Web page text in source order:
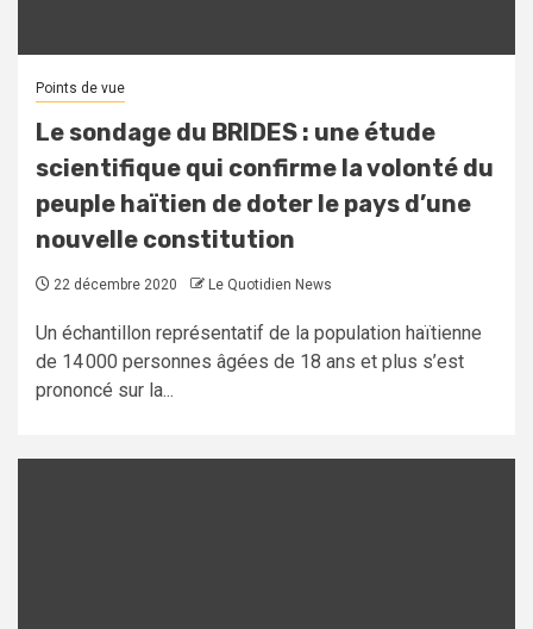
Points de vue
Le sondage du BRIDES : une étude
scientifique qui confirme la volonté du
peuple haïtien de doter le pays d’une
nouvelle constitution
22 décembre 2020 Le Quotidien News
Un échantillon représentatif de la population haïtienne
de 14 000 personnes âgées de 18 ans et plus s’est
prononcé sur la...